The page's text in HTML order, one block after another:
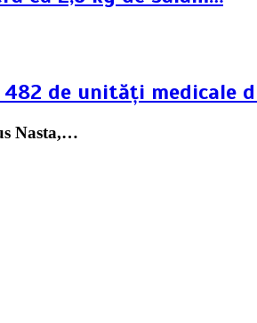
de unități medicale
Nasta,…